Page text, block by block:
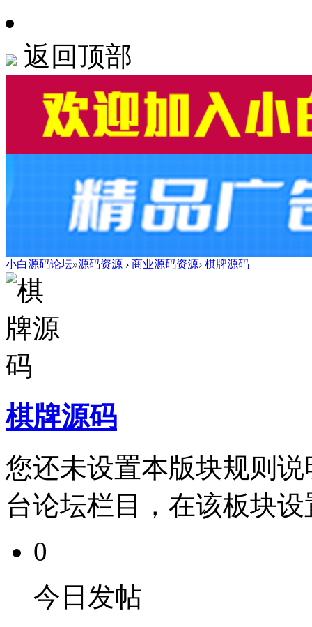
返回顶部
小白源码论坛»源码资源 › 商业源码资源› 棋牌源码
棋牌源码
您还未设置本版块规则
台论坛栏目，在该板块
0
今日发帖